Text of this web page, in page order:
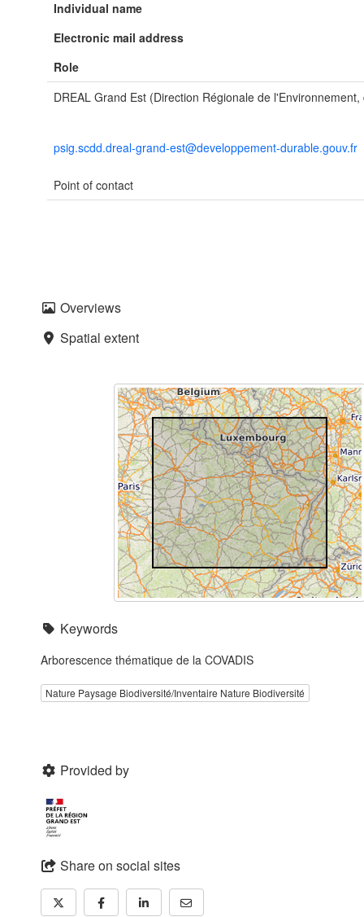
Individual name
Electronic mail address
Role
DREAL Grand Est (Direction Régionale de
psig.scdd.dreal-grand-est@developpement-durable.gouv.fr
Point of contact
Overviews
Spatial extent
Keywords
Arborescence thématique de la COVADIS
Nature Paysage Biodiversité/Inventaire Nature Biodiversité
Provided by
Share on social sites